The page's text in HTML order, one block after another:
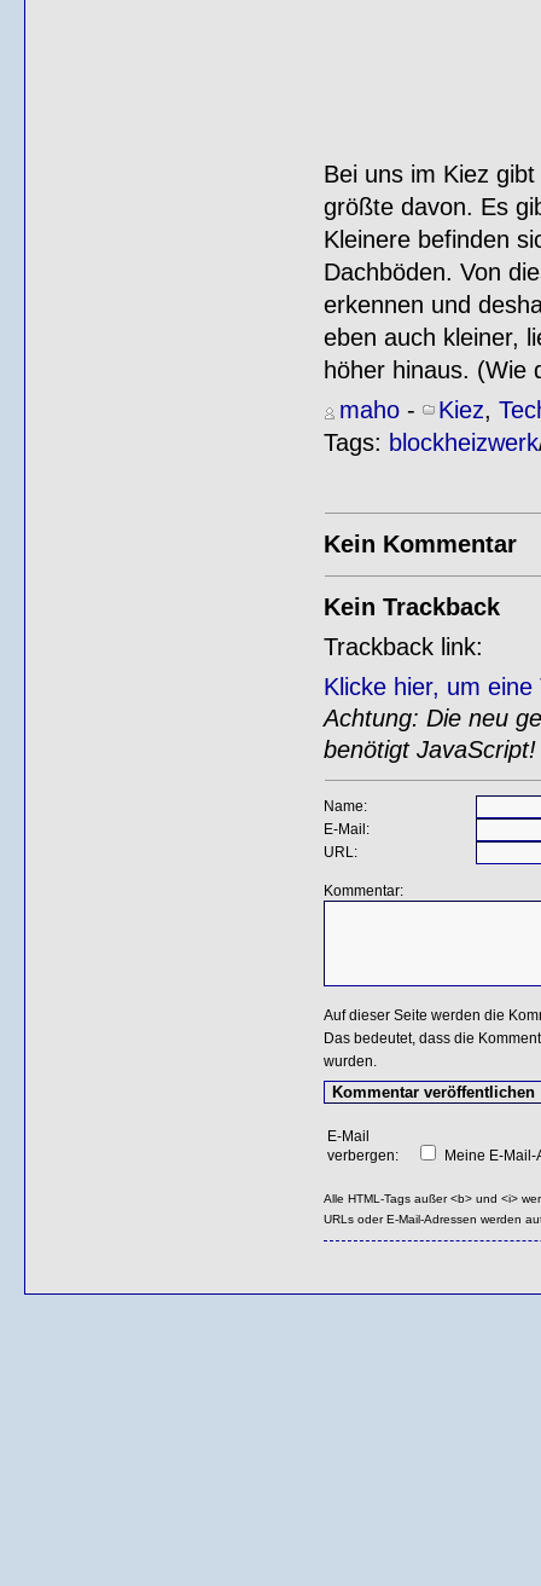
Bei uns im Kiez
größte davon. Es
Kleinere befinden
Dachböden. Von
erkennen und
eben auch kleiner,
höher hinaus. (Wie
maho- Kiez,
Tags: blockheizwerk
Kein Kommentar
Kein Trackback
Trackback link:
Klicke hier, um
Achtung: Die neu
benötigt JavaScript!
Name:
E-Mail:
URL:
Kommentar:
Auf dieser Seite werden die
Das bedeutet, dass die
wurden.
E-Mail
verbergen:
Meine E-
Alle HTML-Tags außer <b> und <i>
URLs oder E-Mail-Adressen werden